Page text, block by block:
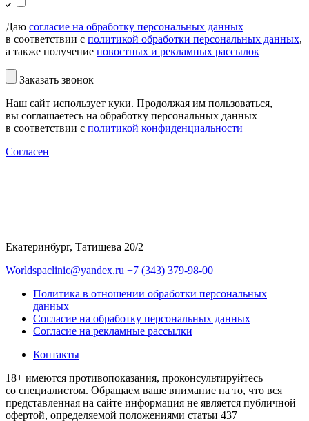
Даю согласие на обработку персональных данных
в соответствии с политикой обработки персональных данных,
а также получение новостных и рекламных рассылок
Заказать звонок
Наш сайт использует куки. Продолжая им пользоваться,
вы соглашаетесь на обработку персональных данных
в соответствии с политикой конфиденциальности
Согласен
Екатеринбург, Татищева 20/2
Worldspaclinic@yandex.ru +7 (343) 379-98-00
Политика в отношении обработки персональных
данных
Согласие на обработку персональных данных
Согласие на рекламные рассылки
Контакты
18+ имеются противопоказания, проконсультируйтесь
со специалистом. Обращаем ваше внимание на то, что вся
представленная на сайте информация не является публичной
офертой, определяемой положениями статьи 437